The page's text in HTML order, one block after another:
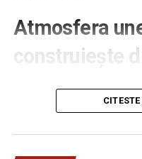
Atmosfera
construiește
Contactul direct cu
senzații fizice pe care le
pe drum, seara târziu.
oferite democheta hotel